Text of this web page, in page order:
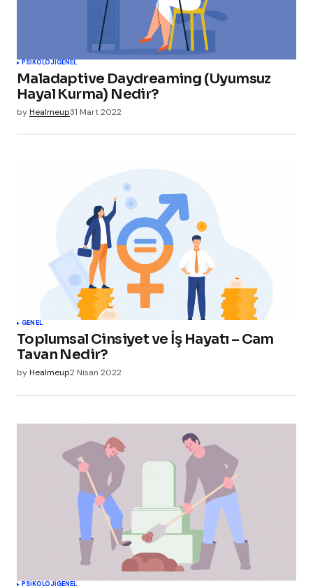
PSIKOLOJIGENEL
Maladaptive Daydreaming (Uyumsuz
Hayal Kurma) Nedir?
byHealmeup31 Mart 2022
GENEL
Toplumsal Cinsiyet ve İş Hayatı – Cam
Tavan Nedir?
byHealmeup2 Nisan 2022
PSIKOLOJIGENEL